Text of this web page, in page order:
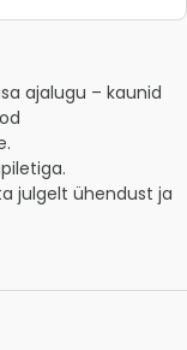
ajalugu – kaunid
julgelt ühendust ja